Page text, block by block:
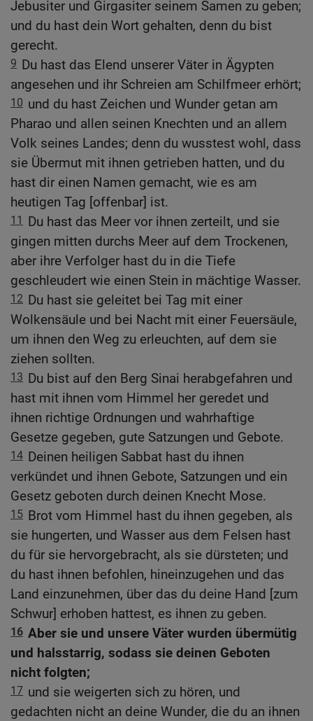
Jebusiter und Girgasiter seinem Samen zu geben;
und du hast dein Wort gehalten, denn du bist
gerecht.
9 Du hast das Elend unserer Väter in Ägypten
angesehen und ihr Schreien am Schilfmeer erhört;
10 und du hast Zeichen und Wunder getan am
Pharao und allen seinen Knechten und an allem
Volk seines Landes; denn du wusstest wohl, dass
sie Übermut mit ihnen getrieben hatten, und du
hast dir einen Namen gemacht, wie es am
heutigen Tag [offenbar] ist.
11
Du hast das Meer vor ihnen zerteilt, und sie
gingen mitten durchs Meer auf dem Trockenen,
aber ihre Verfolger hast du in die Tiefe
geschleudert wie einen Stein in mächtige Wasser.
12 Du hast sie geleitet bei Tag mit einer
Wolkensäule und bei Nacht mit einer Feuersäule,
um ihnen den Weg zu erleuchten, auf dem sie
ziehen sollten.
13 Du bist auf den Berg Sinai herabgefahren und
hast mit ihnen vom Himmel her geredet und
ihnen richtige Ordnungen und wahrhaftige
Gesetze gegeben, gute Satzungen und Gebote.
14 Deinen heiligen Sabbat hast du ihnen
verkündet und ihnen Gebote, Satzungen und ein
Gesetz geboten durch deinen Knecht Mose.
15 Brot vom Himmel hast du ihnen gegeben, als
sie hungerten, und Wasser aus dem Felsen hast
du für sie hervorgebracht, als sie dürsteten; und
du hast ihnen befohlen, hineinzugehen und das
Land einzunehmen, über das du deine Hand [zum
Schwur] erhoben hattest, es ihnen zu geben.
16 Aber sie und unsere Väter wurden übermütig
und halsstarrig, sodass sie deinen Geboten
nicht folgten;
17 und sie weigerten sich zu hören, und
gedachten nicht an deine Wunder, die du an ihnen